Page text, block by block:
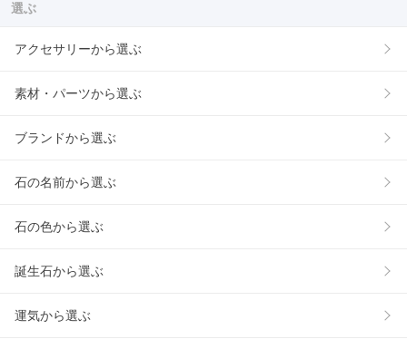
選ぶ
アクセサリーから選ぶ
素材・パーツから選ぶ
ブランドから選ぶ
石の名前から選ぶ
石の色から選ぶ
誕生石から選ぶ
運気から選ぶ